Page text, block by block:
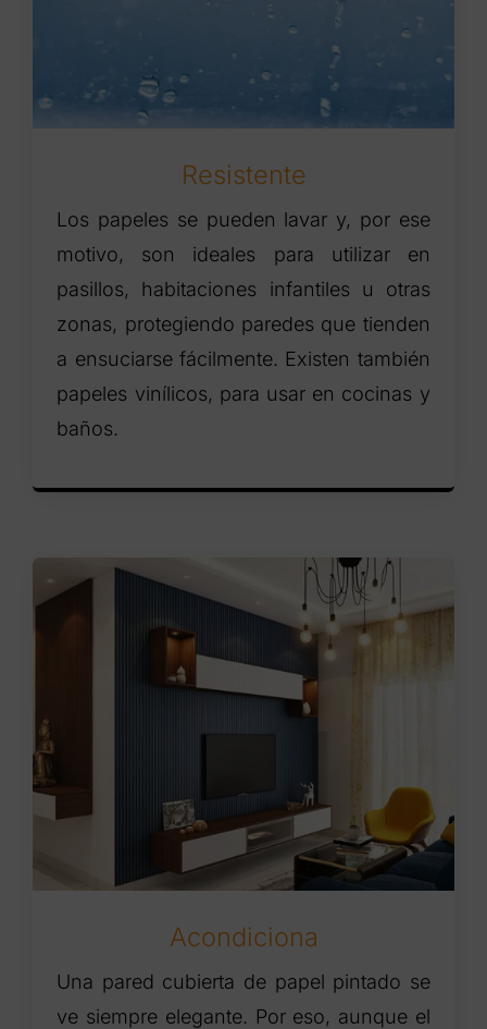
Resistente
Los papeles se pueden lavar y, por ese
motivo, son ideales para utilizar en
pasillos, habitaciones infantiles u otras
zonas, protegiendo paredes que tienden
a ensuciarse fácilmente. Existen también
papeles vinílicos, para usar en cocinas y
baños.
Acondiciona
Una pared cubierta de papel pintado se
ve siempre elegante. Por eso, aunque el